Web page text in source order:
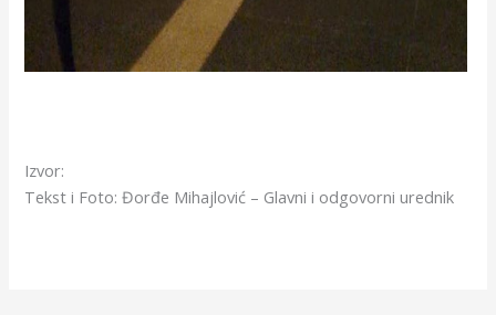
Izvor:
Tekst i Foto: Đorđe Mihajlović – Glavni i odgovorni urednik